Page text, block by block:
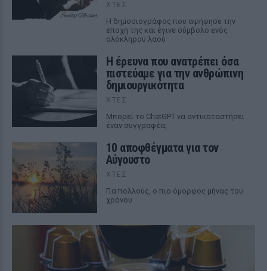
ΧΤΕΣ
Η δημοσιογράφος που αψήφησε την
εποχή της και έγινε σύμβολο ενός
ολόκληρου λαού
Η έρευνα που ανατρέπει όσα
πιστεύαμε για την ανθρώπινη
δημιουργικότητα
ΧΤΕΣ
Mπορεί το ChatGPT να αντικαταστήσει
έναν συγγραφέα;
10 αποφθέγματα για τον
Αύγουστο
ΧΤΕΣ
Για πολλούς, ο πιο όμορφος μήνας του
χρόνου